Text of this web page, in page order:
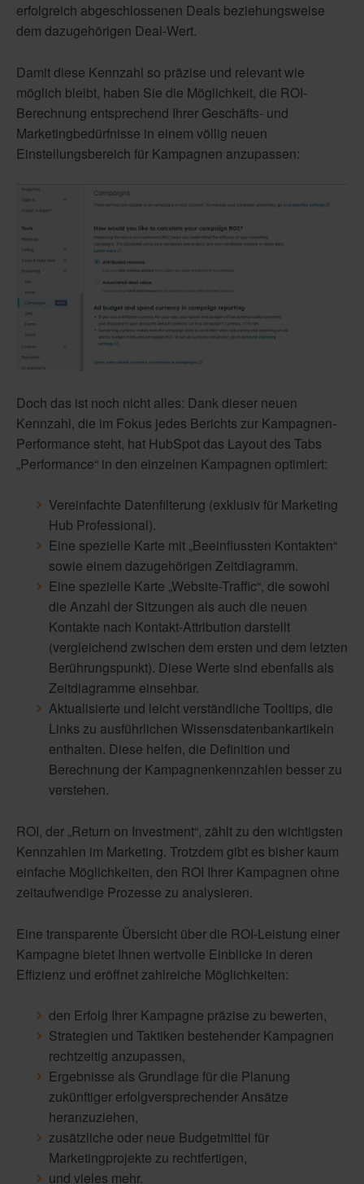
erfolgreich abgeschlossenen Deals beziehungsweise
dem dazugehörigen Deal-Wert.
Damit diese Kennzahl so präzise und relevant wie
möglich bleibt, haben Sie die Möglichkeit, die ROI-
Berechnung entsprechend Ihrer Geschäfts- und
Marketingbedürfnisse in einem völlig neuen
Einstellungsbereich für Kampagnen anzupassen:
Doch das ist noch nicht alles: Dank dieser neuen
Kennzahl, die im Fokus jedes Berichts zur Kampagnen-
Performance steht, hat HubSpot das Layout des Tabs
„Performance“ in den einzelnen Kampagnen optimiert:
Vereinfachte Datenfilterung (exklusiv für Marketing
Hub Professional).
Eine spezielle Karte mit „Beeinflussten Kontakten“
sowie einem dazugehörigen Zeitdiagramm.
Eine spezielle Karte „Website-Traffic“, die sowohl
die Anzahl der Sitzungen als auch die neuen
Kontakte nach Kontakt-Attribution darstellt
(vergleichend zwischen dem ersten und dem letzten
Berührungspunkt). Diese Werte sind ebenfalls als
Zeitdiagramme einsehbar.
Aktualisierte und leicht verständliche Tooltips, die
Links zu ausführlichen Wissensdatenbankartikeln
enthalten. Diese helfen, die Definition und
Berechnung der Kampagnenkennzahlen besser zu
verstehen.
ROI, der „Return on Investment“, zählt zu den wichtigsten
Kennzahlen im Marketing. Trotzdem gibt es bisher kaum
einfache Möglichkeiten, den ROI Ihrer Kampagnen ohne
zeitaufwendige Prozesse zu analysieren.
Eine transparente Übersicht über die ROI-Leistung einer
Kampagne bietet Ihnen wertvolle Einblicke in deren
Effizienz und eröffnet zahlreiche Möglichkeiten:
den Erfolg Ihrer Kampagne präzise zu bewerten,
Strategien und Taktiken bestehender Kampagnen
rechtzeitig anzupassen,
Ergebnisse als Grundlage für die Planung
zukünftiger erfolgversprechender Ansätze
heranzuziehen,
zusätzliche oder neue Budgetmittel für
Marketingprojekte zu rechtfertigen,
und vieles mehr.